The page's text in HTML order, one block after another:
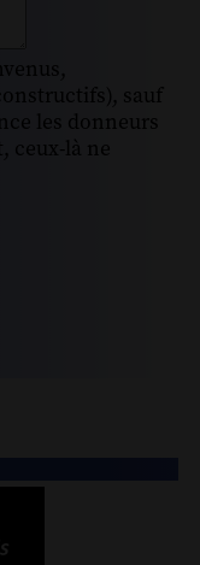
sauf
les donneurs
ceux-là ne